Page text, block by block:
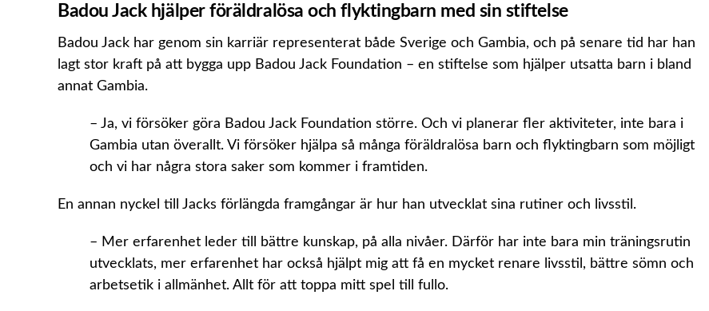
Badou Jack hjälper föräldralösa och flyktingbarn med sin stiftelse
Badou Jack har genom sin karriär representerat både Sverige och Gambia, och på senare tid har han
lagt stor kraft på att bygga upp Badou Jack Foundation – en stiftelse som hjälper utsatta barn i bland
annat Gambia.
– Ja, vi försöker göra Badou Jack Foundation större. Och vi planerar fler aktiviteter, inte bara i
Gambia utan överallt. Vi försöker hjälpa så många föräldralösa barn och flyktingbarn som möjligt
och vi har några stora saker som kommer i framtiden.
En annan nyckel till Jacks förlängda framgångar är hur han utvecklat sina rutiner och livsstil.
– Mer erfarenhet leder till bättre kunskap, på alla nivåer. Därför har inte bara min träningsrutin
utvecklats, mer erfarenhet har också hjälpt mig att få en mycket renare livsstil, bättre sömn och
arbetsetik i allmänhet. Allt för att toppa mitt spel till fullo.